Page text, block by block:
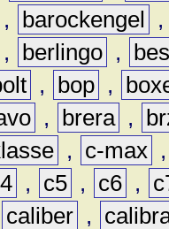
, barockengel
, berlingo ,
, bop ,
, brera ,
, c-max
, c5 , c6 ,
caliber ,